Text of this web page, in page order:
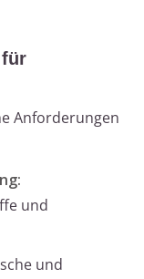
für
Anforderungen
und
und